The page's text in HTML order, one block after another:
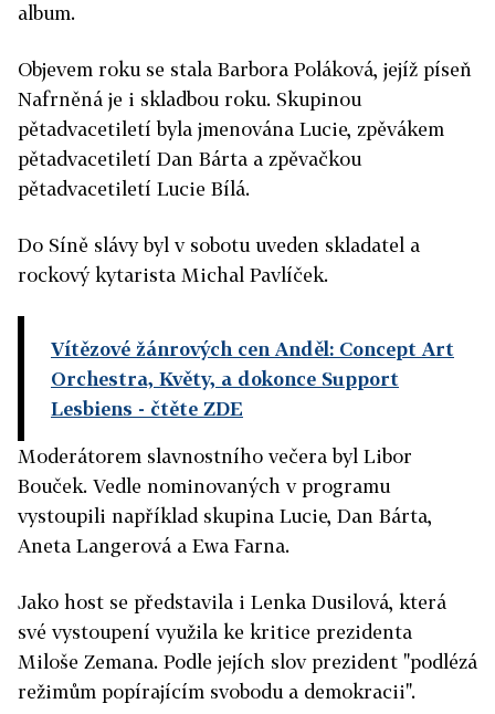
album.
Objevem roku se stala Barbora Poláková, jejíž píseň
Nafrněná je i skladbou roku. Skupinou
pětadvacetiletí byla jmenována Lucie, zpěvákem
pětadvacetiletí Dan Bárta a zpěvačkou
pětadvacetiletí Lucie Bílá.
Do Síně slávy byl v sobotu uveden skladatel a
rockový kytarista Michal Pavlíček.
Vítězové žánrových cen Anděl: Concept Art
Orchestra, Květy, a dokonce Support
Lesbiens - čtěte ZDE
Moderátorem slavnostního večera byl Libor
Bouček. Vedle nominovaných v programu
vystoupili například skupina Lucie, Dan Bárta,
Aneta Langerová a Ewa Farna.
Jako host se představila i Lenka Dusilová, která
své vystoupení využila ke kritice prezidenta
Miloše Zemana. Podle jejích slov prezident "podlézá
režimům popírajícím svobodu a demokracii".